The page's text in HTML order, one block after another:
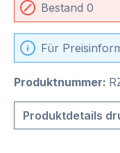
Bestand 0
Für
Produktnummer:
Produktdetails